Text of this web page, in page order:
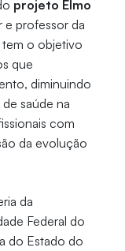
projeto Elmo
e professor da
o objetivo
que
diminuindo
saúde na
com
da evolução
da
Federal do
do Estado do